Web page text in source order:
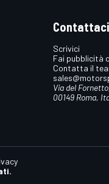
Contattaci
Scrivici
Fai pubblicità
Contatta il
Via del
00149 Roma,